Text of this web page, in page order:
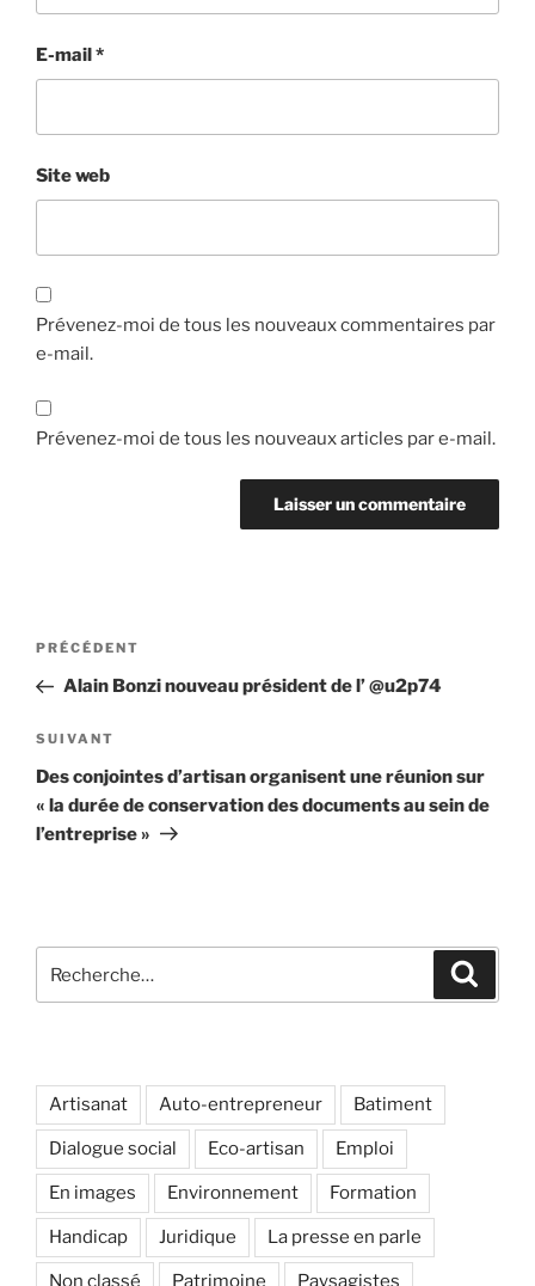
E-mail*
Site web
Prévenez-moi de tous les nouveaux commentaires par
e-mail.
Prévenez-moi de tous les nouveaux articles par e-mail.
Navigation
l’article
Article
précédent
PRÉCÉDENT
Alain Bonzi nouveau président de l’ @u2p74
Article
suivant
SUIVANT
Des conjointes d’artisan organisent une réunion sur
« la durée de conservation des documents au sein de
l’entreprise »
pour
Artisanat Auto-entrepreneur Batiment
Dialogue social Eco-artisan Emploi
En images Environnement Formation
Handicap Juridique La presse en parle
Non classé Patrimoine Paysagistes